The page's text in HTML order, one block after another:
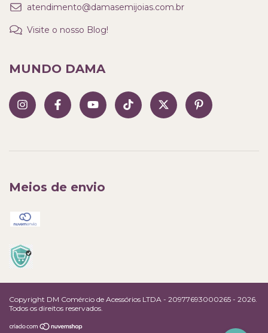
atendimento@damasemijoias.com.br
Visite o nosso Blog!
MUNDO DAMA
Meios de envio
Copyright DM Comércio de Acessórios LTDA - 20977693000265 - 2026.
Todos os direitos reservados.